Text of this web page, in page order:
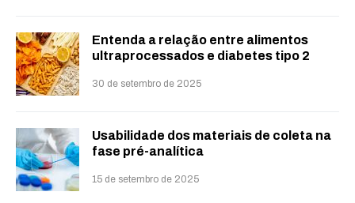
Entenda a relação entre alimentos
ultraprocessados e diabetes tipo 2
30 de setembro de 2025
Usabilidade dos materiais de coleta na
fase pré-analítica
15 de setembro de 2025